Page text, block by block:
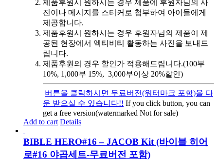
제품후원시 원하시는 경우 제품에 후원자님의 사
진이나 메시지를 스티커로 첨부하여 아이들에게
제공합니다.
제품후원시 원하시는 경우 후원자님의 제품이 제
공된 현장에서 엑티비티 활동하는 사진을 보내드
립니다.
제품후원의 경우 할인가 적용해드립니다.(100부
10%, 1,000부 15%, 3,000부이상 20%할인)
버튼을 클릭하시면 무료버전(워터마크 포함)을 다
운 받으실 수 있습니다!! If you click button, you can
get a free version(watermarked Not for sale)
Add to cart Details
BIBLE HERO#16 – JACOB Kit (바이블 히어
로#16 야곱세트-무료버전 포함)